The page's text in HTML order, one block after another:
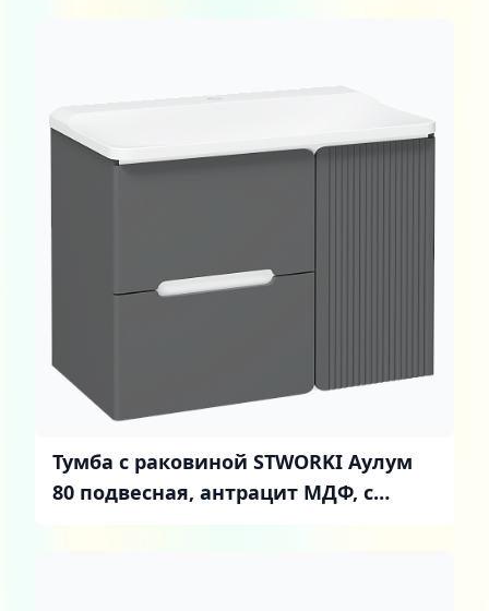
Тумба с раковиной STWORKI Аулум
80 подвесная, антрацит МДФ, с